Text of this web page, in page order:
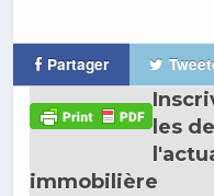
Partager
les
immobilière